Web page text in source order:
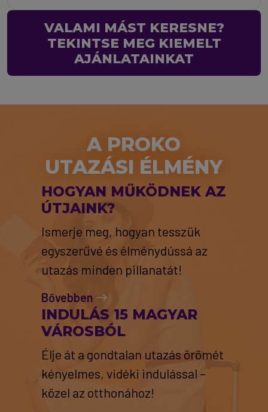
VALAMI MÁST KERESNE?
TEKINTSE MEG KIEMELT
AJÁNLATAINKAT
A PROKO
UTAZÁSI ÉLMÉNY
HOGYAN MŰKÖDNEK AZ
ÚTJAINK?
Ismerje meg, hogyan tesszük
egyszerűvé és élménydússá az
utazás minden pillanatát!
Bővebben
INDULÁS 15 MAGYAR
VÁROSBÓL
Élje át a gondtalan utazás örömét
kényelmes, vidéki indulással –
közel az otthonához!